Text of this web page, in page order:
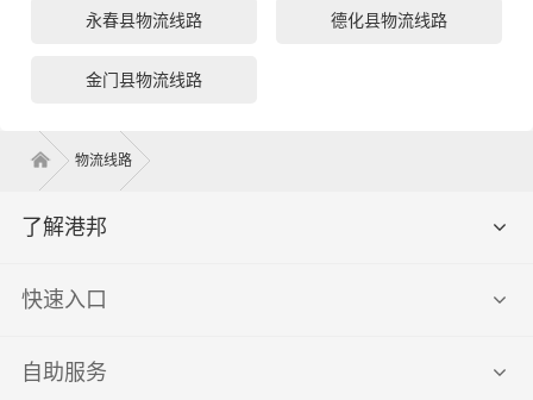
永春县物流线路 德化县物流线路
金门县物流线路
物流线路
了解港邦
快速入口
自助服务